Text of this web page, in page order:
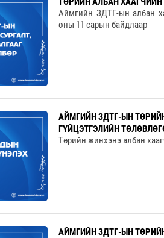
Аймгийн ЗДТГ-ын албан
оны 11 сарын байдлаар
АЙМГИЙН ЗДТГ-ЫН
ГҮЙЦЭТГЭЛИЙН
Төрийн жинхэнэ албан
АЙМГИЙН ЗДТГ-ЫН